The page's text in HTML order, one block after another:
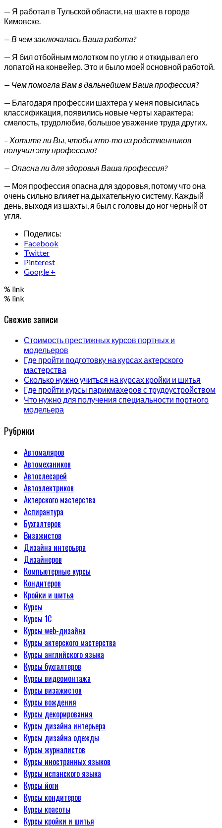
— Я работал в Тульской области, на шахте в городе
Кимовске.
— В чем заключалась Ваша работа?
— Я бил отбойным молотком по углю и откидывал его
лопатой на конвейер. Это и было моей основной работой.
— Чем помогла Вам в дальнейшем Ваша профессия?
— Благодаря профессии шахтера у меня повысилась
классификация, появились новые черты характера:
смелость, трудолюбие, большое уважение труда других.
– Хотите ли Вы, чтобы кто-то из родственников
получил эту профессию?
— Опасна ли для здоровья Ваша профессия?
— Моя профессия опасна для здоровья, потому что она
очень сильно влияет на дыхательную систему. Каждый
день, выходя из шахты, я был с головы до ног черный от
угля.
Поделись:
Facebook
Twitter
Pinterest
Google +
% link
% link
Свежие записи
Стоимость престижных курсов портных и
модельеров
Где пройти подготовку на курсах актерского
мастерства
Сколько нужно учиться на курсах кройки и шитья
Где пройти курсы парикмахеров с трудоустройством
Что нужно для получения специальности портного
модельера
Рубрики
Автомаляров
Автомехаников
Автослесарей
Автоэлектриков
Актерского мастерства
Аспирантура
Бухгалтеров
Визажистов
Дизайна интерьера
Дизайнеров
Компьютерные курсы
Кондитеров
Кройки и шитья
Курсы
Курсы 1С
Курсы web-дизайна
Курсы актерского мастерства
Курсы английского языка
Курсы бухгалтеров
Курсы видеомонтажа
Курсы визажистов
Курсы вождения
Курсы декорирования
Курсы дизайна интерьера
Курсы дизайна одежды
Курсы журналистов
Курсы иностранных языков
Курсы испанского языка
Курсы йоги
Курсы кондитеров
Курсы красоты
Курсы кройки и шитья